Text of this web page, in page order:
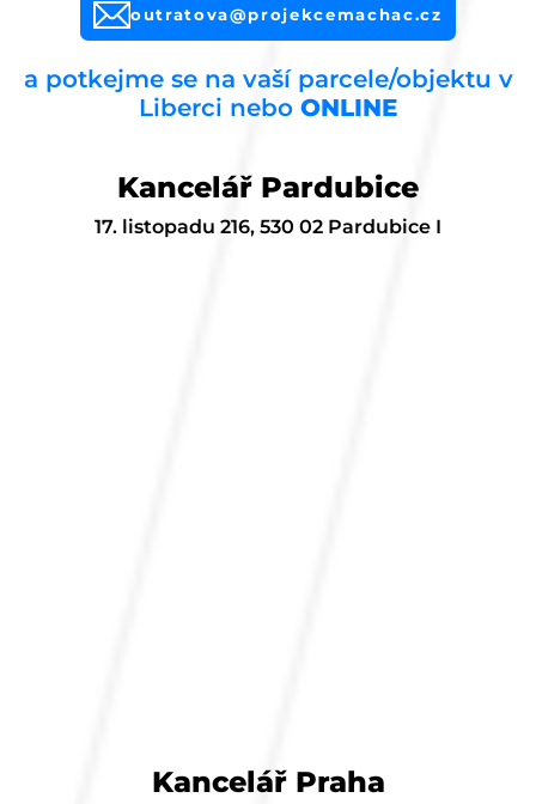
outratova@projekcemachac.cz
a potkejme se na vaší parcele/objektu v
Liberci nebo ONLINE
Kancelář Pardubice
17. listopadu 216, 530 02 Pardubice I
Kancelář Praha